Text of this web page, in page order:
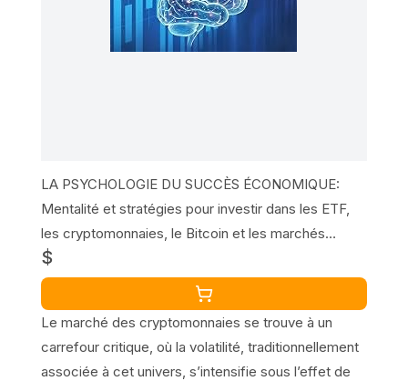
LA PSYCHOLOGIE DU SUCCÈS ÉCONOMIQUE:
Mentalité et stratégies pour investir dans les ETF,
les cryptomonnaies, le Bitcoin et les marchés
financiers sans être dominé par les émotions
$
Le marché des cryptomonnaies se trouve à un
carrefour critique, où la volatilité, traditionnellement
associée à cet univers, s’intensifie sous l’effet de